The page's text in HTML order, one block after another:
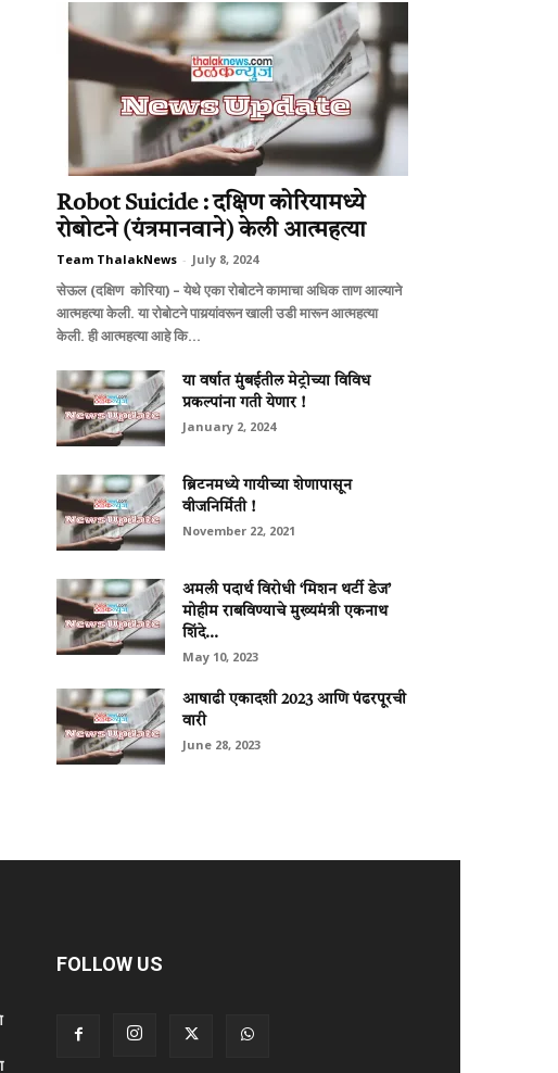
Robot Suicide : दक्षिण कोरियामध्‍ये
रोबोटने (यंत्रमानवाने) केली आत्‍महत्‍या
Team ThalakNews - July 8, 2024
सेऊल (दक्षिण कोरिया) – येथे एका रोबोटने कामाचा अधिक ताण आल्‍याने
आत्‍महत्‍या केली. या रोबोटने पायर्‍यांवरून खाली उडी मारून आत्‍महत्‍या
केली. ही आत्‍महत्‍या आहे कि...
या वर्षात मुंबईतील मेट्रोच्या विविध
प्रकल्पांना गती येणार !
January 2, 2024
ब्रिटनमध्ये गायीच्या शेणापासून
वीजनिर्मिती !
November 22, 2021
अमली पदार्थ विरोधी ‘मिशन थर्टी डेज’
मोहीम राबविण्याचे मुख्यमंत्री एकनाथ
शिंदे...
May 10, 2023
आषाढी एकादशी 2023 आणि पंढरपूरची
वारी
June 28, 2023
FOLLOW US